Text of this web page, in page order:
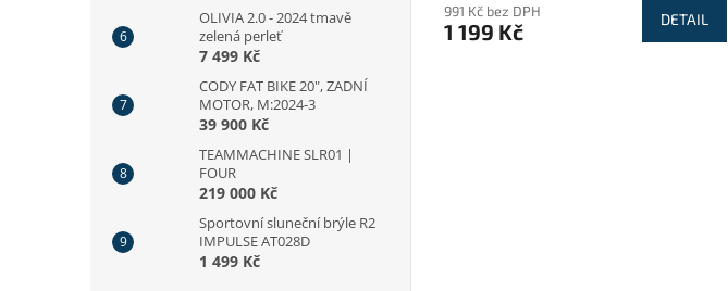
OLIVIA 2.0 - 2024 tmavě
zelená perleť
7 499 Kč
CODY FAT BIKE 20", ZADNÍ
MOTOR, M:2024-3
39 900 Kč
TEAMMACHINE SLR01 |
FOUR
219 000 Kč
Sportovní sluneční brýle R2
IMPULSE AT028D
1 499 Kč
991 Kč bez DPH
1 199 Kč DETAIL